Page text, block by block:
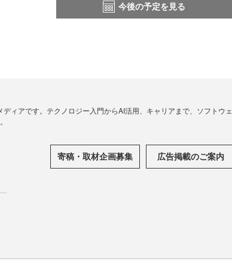
今後の予定を見る
ィアです。テクノロジー入門からAI活用、キャリアまで、ソフトウェ
寄稿・取材企画募集 広告掲載のご案内